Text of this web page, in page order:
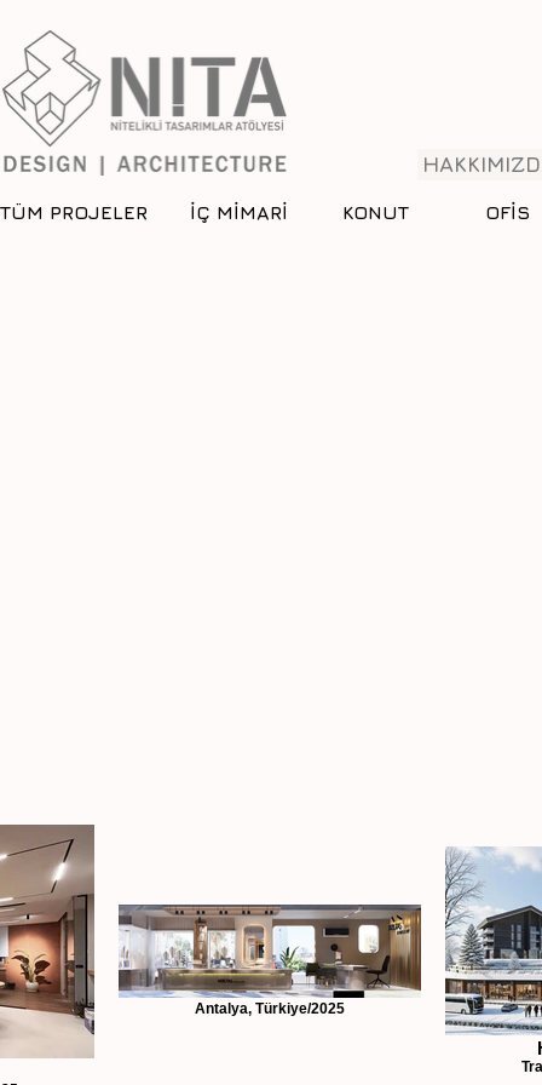
TÜM PROJELER İÇ MİMARİ KONUT OFİS
Antalya, Türkiye/2025